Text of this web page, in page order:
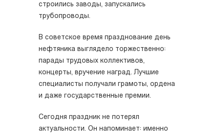
строились заводы, запускались
трубопроводы.
В советское время празднование день
нефтяника выглядело торжественно:
парады трудовых коллективов,
концерты, вручение наград. Лучшие
специалисты получали грамоты, ордена
и даже государственные премии.
Сегодня праздник не потерял
актуальности. Он напоминает: именно